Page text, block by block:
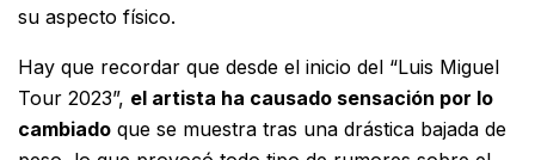
su aspecto físico.
Hay que recordar que desde el inicio del “Luis Miguel
Tour 2023”, el artista ha causado sensación por lo
cambiado que se muestra tras una drástica bajada de